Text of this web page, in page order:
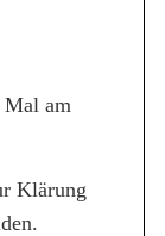
Mal am
Klärung